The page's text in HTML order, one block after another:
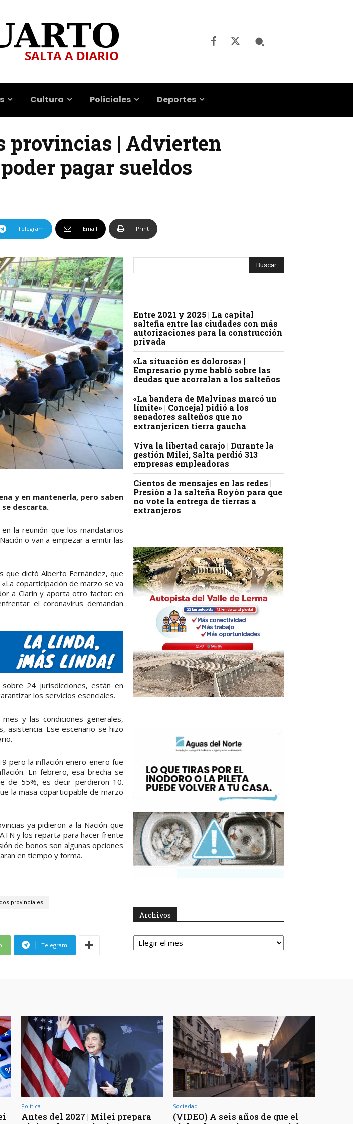
Cultura Policiales Deportes
provincias | Advierten
pagar sueldos
Telegram Email Print
y en mantenerla, pero saben
se descarta.
la reunión que los mandatarios
o van a empezar a emitir las
que dictó Alberto Fernández, que
coparticipación de marzo se va
a Clarín y aporta otro factor: en
el coronavirus demandan
24 jurisdicciones, están en
los servicios esenciales.
y las condiciones generales,
asistencia. Ese escenario se hizo
pero la inflación enero-enero fue
En febrero, esa brecha se
de 55%, es decir perdieron 10.
la masa coparticipable de marzo
ya pidieron a la Nación que
y los reparta para hacer frente
de bonos son algunas opciones
en tiempo y forma.
provinciales
Telegram
Entre 2021 y 2025 | La capital
salteña entre las ciudades con más
autorizaciones para la construcción
privada
«La situación es dolorosa» |
Empresario pyme habló sobre las
deudas que acorralan a los salteños
«La bandera de Malvinas marcó un
límite» | Concejal pidió a los
senadores salteños que no
extranjericen tierra gaucha
Viva la libertad carajo | Durante la
gestión Milei, Salta perdió 313
empresas empleadoras
Cientos de mensajes en las redes |
Presión a la salteña Royón para que
no vote la entrega de tierras a
extranjeros
Archivos
Archivos
Política
Antes del 2027 | Milei prepara
Sociedad
(VIDEO) A seis años de que el